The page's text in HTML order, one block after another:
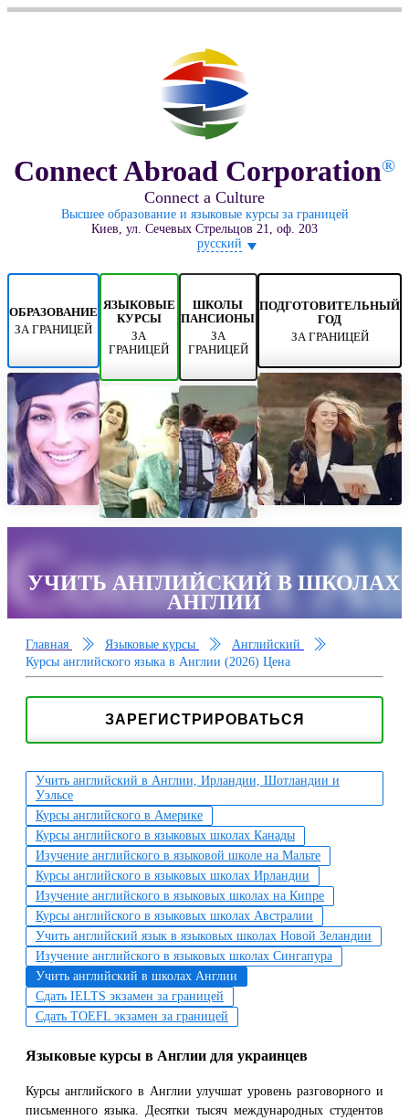
Connect Abroad Corporation®
Connect a Culture
Высшее образование и языковые курсы за границей
Киев, ул. Сечевых Стрельцов 21, оф. 203
русский
ОБРАЗОВАНИЕ
ЗА ГРАНИЦЕЙ
ЯЗЫКОВЫЕ
КУРСЫ
ЗА
ГРАНИЦЕЙ
ШКОЛЫ
ПАНСИОНЫ
ЗА
ГРАНИЦЕЙ
ПОДГОТОВИТЕЛЬНЫЙ
ГОД
ЗА ГРАНИЦЕЙ
Connect
УЧИТЬ АНГЛИЙСКИЙ В ШКОЛАХ
АНГЛИИ
Главная Языковые курсы
Английский
Курсы английского языка в Англии (2026) Цена
ЗАРЕГИСТРИРОВАТЬСЯ
Учить английский в Англии, Ирландии, Шотландии и
Уэльсе
Курсы английского в Америке
Курсы английского в языковых школах Канады
Изучение английского в языковой школе на Мальте
Курсы английского в языковых школах Ирландии
Изучение английского в языковых школах на Кипре
Курсы английского в языковых школах Австралии
Учить английский язык в языковых школах Новой Зеландии
Изучение английского в языковых школах Сингапура
Учить английский в школах Англии
Сдать IELTS экзамен за границей
Сдать TOEFL экзамен за границей
Языковые курсы в Англии для украинцев
Курсы английского в Англии улучшат уровень разговорного и
письменного языка. Десятки тысяч международных студентов